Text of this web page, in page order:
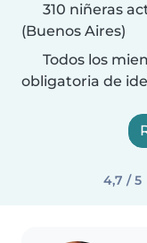
310 niñeras
(Buenos Aires)
Todos los
obligatoria de
4,7 / 5